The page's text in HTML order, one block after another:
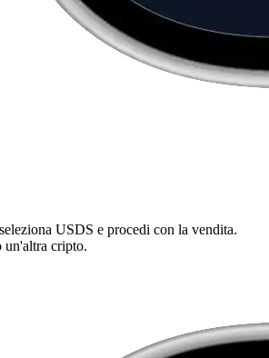
USDS e procedi con la vendita.
un'altra cripto.